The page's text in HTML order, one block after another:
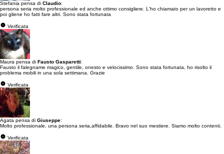
Stefania pensa di Claudio:
persona seria molto professionale ed anche ottimo consigliere. L'ho chiamato per un lavoretto e
poi gliene ho fatti fare altri. Sono stata fortunata
Verificata
Maura pensa di Fausto Gasparetti:
Fausto il falegname magico, gentile, onesto e velocissimo. Sono stata fortunata, ho risolto il
problema mobili in una sola settimana. Grazie
Verificata
Agata pensa di Giuseppe:
Molto professionale, una persona seria,affidabile. Bravo nel suo mestiere. Siamo molto contenti.
Verificata